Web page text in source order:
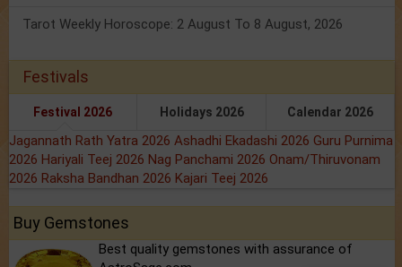
Tarot Weekly Horoscope: 2 August To 8 August, 2026
Festivals
Festival 2026 Holidays 2026 Calendar 2026
Jagannath Rath Yatra 2026 Ashadhi Ekadashi 2026 Guru Purnima
2026 Hariyali Teej 2026 Nag Panchami 2026 Onam/Thiruvonam
2026 Raksha Bandhan 2026 Kajari Teej 2026
Buy Gemstones
Best quality gemstones with assurance of